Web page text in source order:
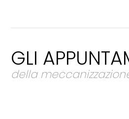
GLI
della